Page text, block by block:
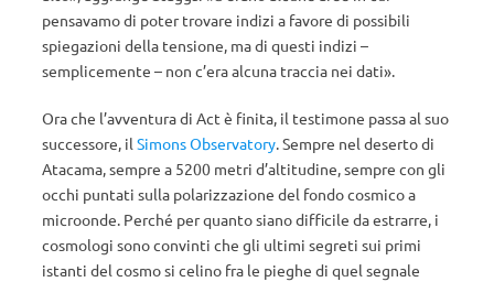
pensavamo di poter trovare indizi a favore di possibili
spiegazioni della tensione, ma di questi indizi –
semplicemente – non c’era alcuna traccia nei dati».
Ora che l’avventura di Act è finita, il testimone passa al suo
successore, il Simons Observatory. Sempre nel deserto di
Atacama, sempre a 5200 metri d’altitudine, sempre con gli
occhi puntati sulla polarizzazione del fondo cosmico a
microonde. Perché per quanto siano difficile da estrarre, i
cosmologi sono convinti che gli ultimi segreti sui primi
istanti del cosmo si celino fra le pieghe di quel segnale